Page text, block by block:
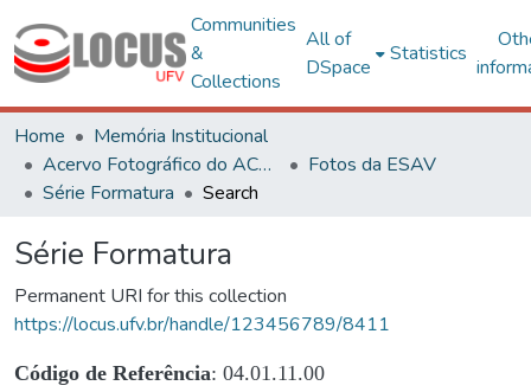
Communities
&
Collections
All of
DSpace
Statistics
Home
Memória Institucional
Acervo Fotográfico do ACH-UFV
Fotos da ESAV
Série Formatura
Search
Série Formatura
Permanent URI for this collection
https://locus.ufv.br/handle/123456789/8411
Código de Referência: 04.01.11.00